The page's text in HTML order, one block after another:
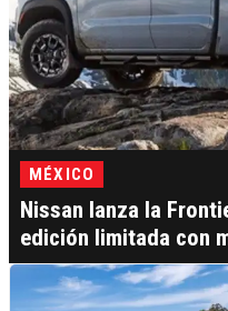
MÉXICO
Nissan lanza la
edición limitada con